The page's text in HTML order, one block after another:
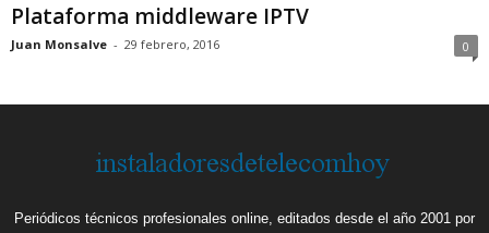
Plataforma middleware IPTV
Juan Monsalve - 29 febrero, 2016 0
Periódicos técnicos profesionales online, editados desde el año 2001 por